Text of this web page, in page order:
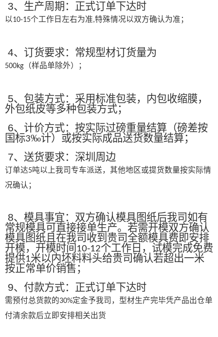
3、生产周期：正式订单下达时
以10-15个工作日左右为准,特殊情况以双方确认为准；
4、订货要求：常规型材订货量为
500kg （样品单除外）；
5、包装方式：采用标准包装，内包收缩膜，
外包纸皮等多种包装方式；
6、计价方式：按实际过磅重量结算（磅差按
国标3‰计）或按实际成品送货数量结算；
7、送货要求：深圳周边
订单达5吨以上我司专车派送，其他地区或提货数量按实际情
况确认；
8、模具事宜：双方确认模具图纸后我司如有
常规模具可直接接单生产。若需开模双方确认
模具图纸且在我司收到贵司全额模具费即安排
开模，开模时间 10-12个工作日，试模完成免费
提供1米以内坯料料头给贵司确认若超出一米
按正常单价销售；
9、付款方式：正式订单下达时
需预付总货款的30%定金予我司，型材生产完毕凭产品出仓单
付清余款后立即安排相关出货